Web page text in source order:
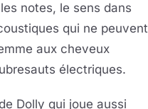
notes, le sens dans
qui ne peuvent
aux cheveux
électriques.
Dolly qui joue aussi